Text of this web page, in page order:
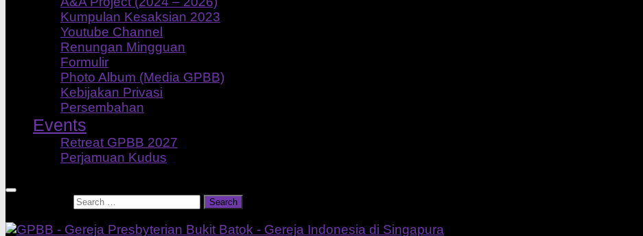
Kumpulan Kesaksian 2023
Youtube Channel
Renungan Mingguan
Formulir
Photo Album (Media GPBB)
Kebijakan Privasi
Persembahan
Events
Retreat GPBB 2027
Perjamuan Kudus